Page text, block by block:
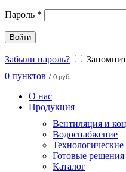
Пароль *
Войти
Забыли пароль?
0 пунктов / 0 руб.
О нас
Продукция
Вентиляция и
Водоснабжение
Готовые решения
Каталог